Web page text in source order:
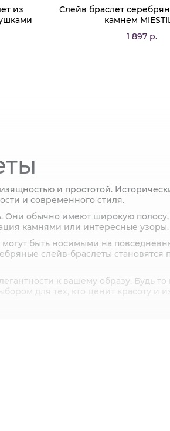
из
Слейв браслет
камнем
1 897 р.
и простотой.
и современного стиля.
Они обычно имеют широкую полосу,
камнями или интересные узоры.
быть носимыми на
слейв-браслеты становятся
к вашему образу. Будь то
для тех, кто ценит красоту и